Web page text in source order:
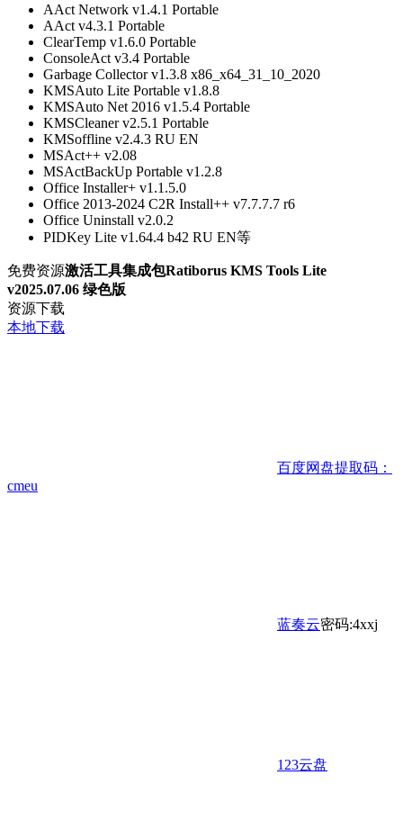
AAct Network v1.4.1 Portable
AAct v4.3.1 Portable
ClearTemp v1.6.0 Portable
ConsoleAct v3.4 Portable
Garbage Collector v1.3.8 x86_x64_31_10_2020
KMSAuto Lite Portable v1.8.8
KMSAuto Net 2016 v1.5.4 Portable
KMSCleaner v2.5.1 Portable
KMSoffline v2.4.3 RU EN
MSAct++ v2.08
MSActBackUp Portable v1.2.8
Office Installer+ v1.1.5.0
Office 2013-2024 C2R Install++ v7.7.7.7 r6
Office Uninstall v2.0.2
PIDKey Lite v1.64.4 b42 RU EN等
免费资源激活工具集成包Ratiborus KMS Tools Lite
v2025.07.06 绿色版
资源下载
本地下载
百度网盘提取码：
cmeu
蓝奏云密码:4xxj
123云盘